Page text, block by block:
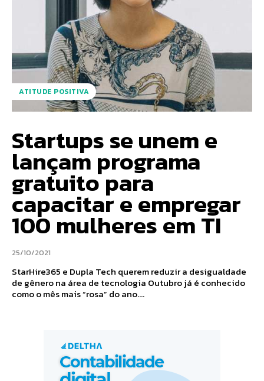
ATITUDE POSITIVA
Startups se unem e
lançam programa
gratuito para
capacitar e empregar
100 mulheres em TI
25/10/2021
StarHire365 e Dupla Tech querem reduzir a desigualdade
de gênero na área de tecnologia Outubro já é conhecido
como o mês mais “rosa” do ano....